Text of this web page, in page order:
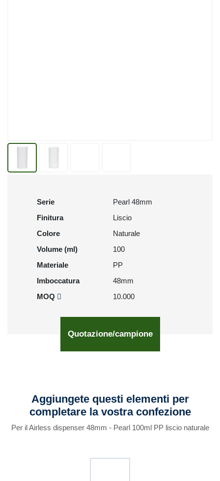
Serie
Pearl 48mm
Finitura
Liscio
Colore
Naturale
Volume (ml)
100
Materiale
PP
Imboccatura
48mm
MOQ
10.000
Quotazione/campione
Aggiungete questi elementi per
completare la vostra confezione
Per il Airless dispenser 48mm - Pearl 100ml PP liscio naturale